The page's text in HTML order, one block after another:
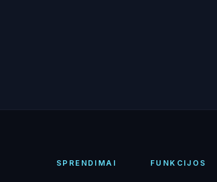
SPRENDIMAI FUNKCIJOS